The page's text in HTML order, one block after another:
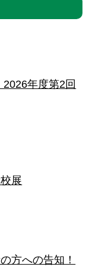
年度第2回
展
方への告知！